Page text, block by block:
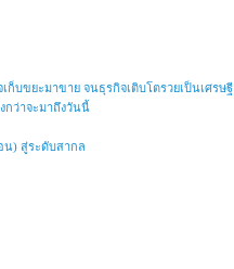
ก็บขยะมาขาย จนธุรกิจเติบโตรวยเป็นเศรษฐี
กว่าจะมาถึงวันนี้
น) สู่ระดับสากล